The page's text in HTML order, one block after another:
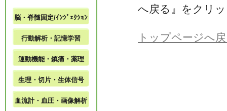
へ戻る』をクリ
トップページへ
脳・脊髄固定/ｲﾝｼﾞｪｸｼｮﾝ
行動解析・記憶学習
運動機能・鎮痛・薬理
生理・切片・生体信号
血流計・血圧・画像解析